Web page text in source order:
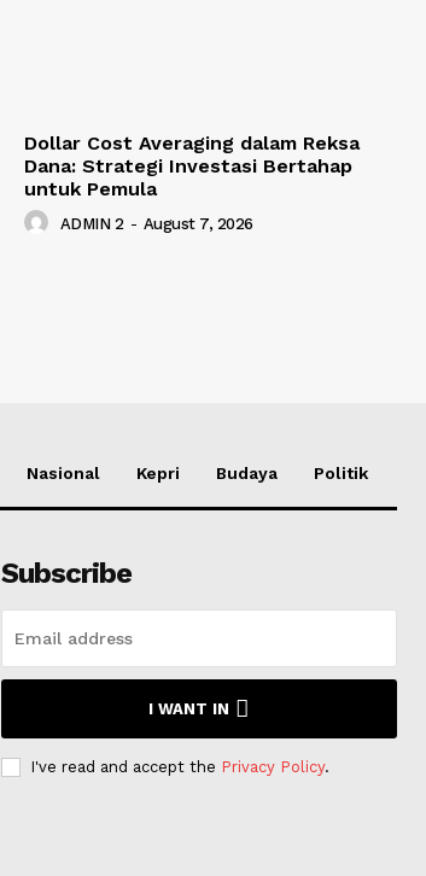
Dollar Cost Averaging dalam Reksa
Dana: Strategi Investasi Bertahap
untuk Pemula
ADMIN 2 - August 7, 2026
Nasional Kepri Budaya Politik
Subscribe
I WANT IN
I've read and accept the Privacy Policy.